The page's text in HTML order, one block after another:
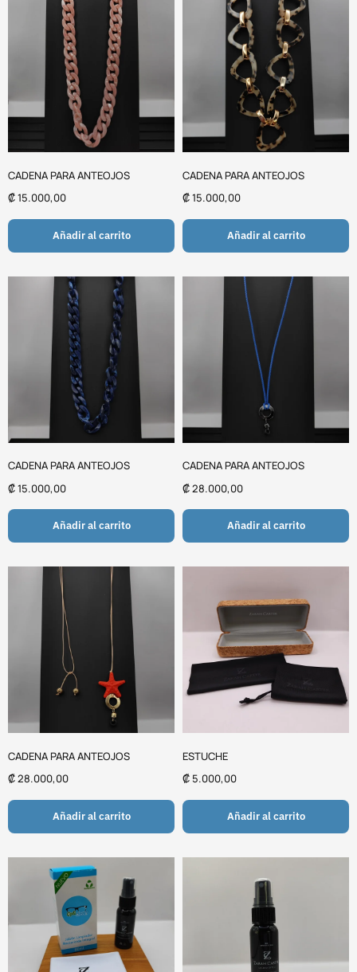
CADENA PARA ANTEOJOS
₡15.000,00
Añadir al carrito
CADENA PARA ANTEOJOS
₡15.000,00
Añadir al carrito
CADENA PARA ANTEOJOS
₡15.000,00
Añadir al carrito
CADENA PARA ANTEOJOS
₡28.000,00
Añadir al carrito
CADENA PARA ANTEOJOS
₡28.000,00
Añadir al carrito
ESTUCHE
₡ 5.000,00
Añadir al carrito